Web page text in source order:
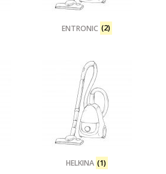
ENTRONIC (2)
HELKINA (1)